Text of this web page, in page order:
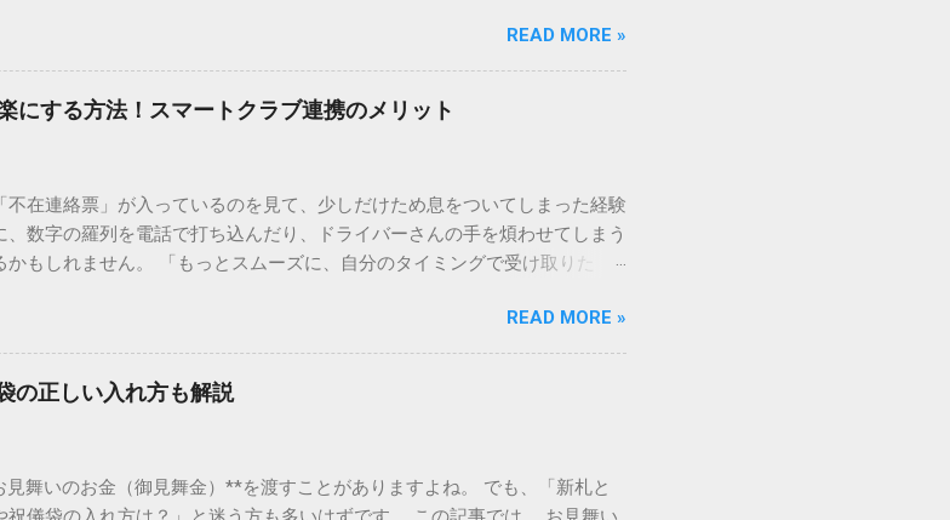
殊記号を呼び出す「文字コード入力」のテクニックを詳しく解説します。
入力で手を止める必要はありません。 1. なぜ「変換」しても旧字・外字
換で出てこない漢字があるのでしょうか。その理由は、パソコンが文字を
一般的に使われる漢字は、JIS規格（日本産業規格）によって「第1水
す。しかし、人名や地名に使われる非常に古い漢字（旧字）や、特定の組
いった 文字コード です。パソコン上のすべての文字には、いわば「住
候補に出ない文字でも、この住所（コード）を直接指定すれば、確実に呼
機能！文字コードで漢字を出す「16進数入力」 最も汎用性が高く、特別な
力したい文字の「Unicode（例：20BB7）」を把握する。 入力モードを「半
する。 直後にキーボードの**[Alt]キーを押しながら[X]キー**を押す。 入
に変換されます。 注記： この方法は、特にMicrosoft Wordで非常に強力
READ MORE »
にする方法！スマートクラブ連携のメリット
在連絡票」が入っているのを見て、少しだけため息をついてしまった経験
数字の羅列を電話で打ち込んだり、ドライバーさんの手を煩わせてしまう
もしれません。 「もっとスムーズに、自分のタイミングで受け取りた
リの連携です。これらを活用するだけで、再配達のストレスは驚くほど軽く
トする便利な受け取り術と、連携による具体的なメリットを徹底解説しま
ートクラブ」とは？ まず押さえておきたいのが、佐川急便の個人向け無料
、荷物の配送状況をリアルタイムで管理するための基盤となるサービスで
手間がありましたが、現在はLINEやアプリと紐付けることで、その利便
が可能になります。 LINE連携で「不在連絡票」とおさらばできる理由 日
READ MORE »
の正しい入れ方も解説
舞いのお金（御見舞金）**を渡すことがありますよね。 でも、「新札と